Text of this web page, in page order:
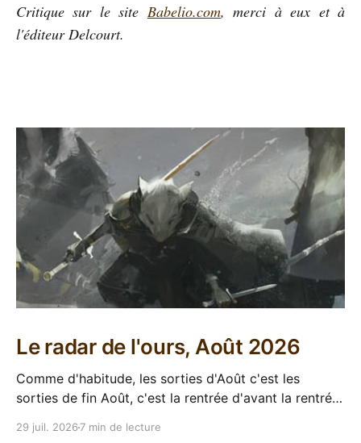
Critique sur le site Babelio.com, merci à eux et à
l'éditeur Delcourt.
Le radar de l'ours, Août 2026
Comme d'habitude, les sorties d'Août c'est les
sorties de fin Août, c'est la rentrée d'avant la rentrée,
29 juil. 2026 7 min de lecture